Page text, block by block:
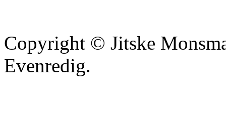
Copyright © Jitske
Evenredig.